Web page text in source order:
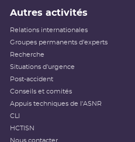
Autres activités
Relations internationales
Groupes permanents d'experts
Recherche
Situations d'urgence
Post-accident
Conseils et comités
Appuis techniques de l'ASNR
CLI
HCTISN
Nous contacter